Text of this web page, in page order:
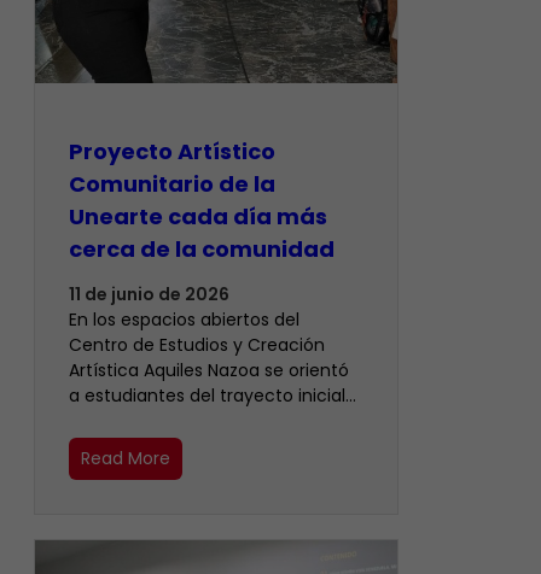
Proyecto Artístico
Comunitario de la
Unearte cada día más
cerca de la comunidad
11 de junio de 2026
En los espacios abiertos del
Centro de Estudios y Creación
Artística Aquiles Nazoa se orientó
a estudiantes del trayecto inicial…
Read More